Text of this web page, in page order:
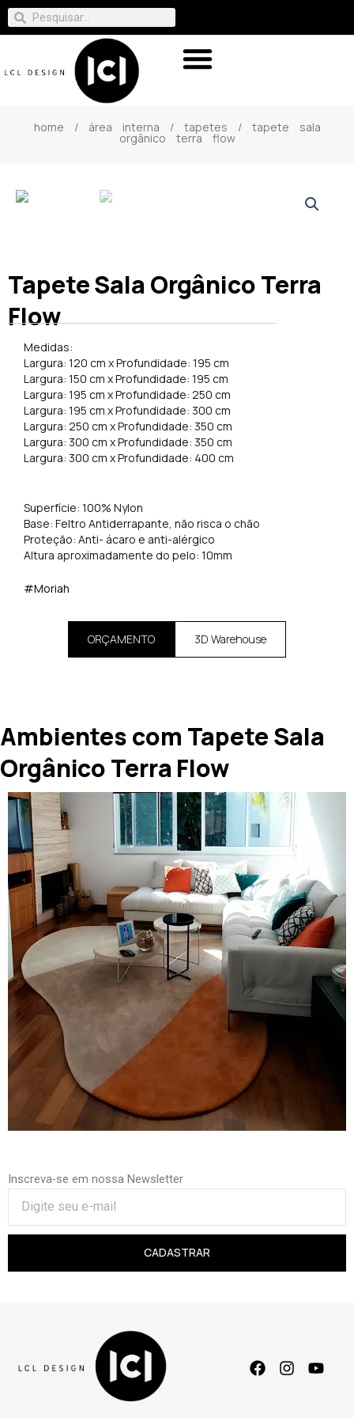
home / área interna / tapetes / tapete sala
orgânico terra flow
Tapete Sala Orgânico Terra
Flow
Medidas:
Largura: 120 cm x Profundidade: 195 cm
Largura: 150 cm x Profundidade: 195 cm
Largura: 195 cm x Profundidade: 250 cm
Largura: 195 cm x Profundidade: 300 cm
Largura: 250 cm x Profundidade: 350 cm
Largura: 300 cm x Profundidade: 350 cm
Largura: 300 cm x Profundidade: 400 cm
Superfície: 100% Nylon
Base: Feltro Antiderrapante, não risca o chão
Proteção: Anti- ácaro e anti-alérgico
Altura aproximadamente do pelo: 10mm
#Moriah
ORÇAMENTO 3D Warehouse
Ambientes com Tapete Sala
Orgânico Terra Flow
Inscreva-se em nossa Newsletter
CADASTRAR